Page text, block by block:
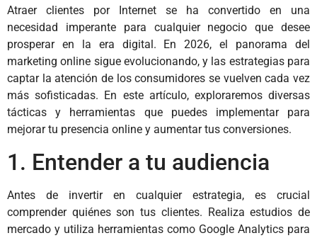
Atraer clientes por Internet se ha convertido en una
necesidad imperante para cualquier negocio que desee
prosperar en la era digital. En 2026, el panorama del
marketing online sigue evolucionando, y las estrategias para
captar la atención de los consumidores se vuelven cada vez
más sofisticadas. En este artículo, exploraremos diversas
tácticas y herramientas que puedes implementar para
mejorar tu presencia online y aumentar tus conversiones.
1. Entender a tu audiencia
Antes de invertir en cualquier estrategia, es crucial
comprender quiénes son tus clientes. Realiza estudios de
mercado y utiliza herramientas como Google Analytics para